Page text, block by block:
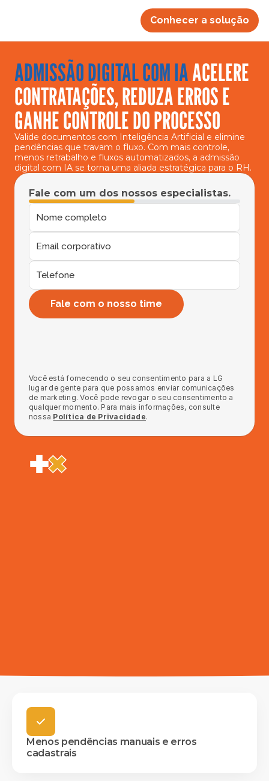
Conhecer a solução
ADMISSÃO DIGITAL COM IA ACELERE
CONTRATAÇÕES, REDUZA ERROS E
GANHE CONTROLE DO PROCESSO
Valide documentos com Inteligência Artificial e elimine
pendências que travam o fluxo. Com mais controle,
menos retrabalho e fluxos automatizados, a admissão
digital com IA se torna uma aliada estratégica para o RH.
Fale com um dos nossos especialistas.
Fale com o nosso time
Você está fornecendo o seu consentimento para a LG
lugar de gente para que possamos enviar comunicações
de marketing. Você pode revogar o seu consentimento a
qualquer momento. Para mais informações, consulte
nossa Política de Privacidade.
Menos pendências manuais e erros
cadastrais